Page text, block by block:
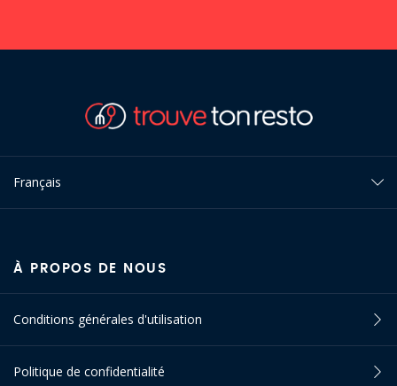
Français
À PROPOS DE NOUS
Conditions générales d'utilisation
Politique de confidentialité